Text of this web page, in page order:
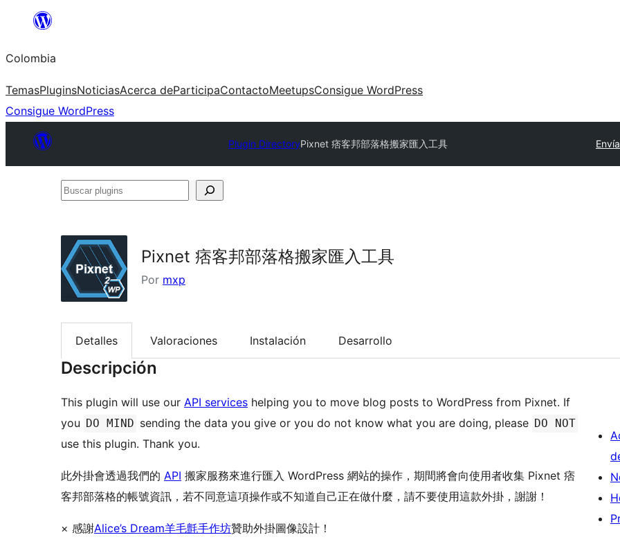
Saltar
contenido
Colombia
TemasPluginsNoticiasAcerca deParticipaContactoMeetupsConsigue WordPress
Consigue WordPress
Plugin DirectoryPixnet 痞客邦部落格搬家匯入工具
Buscar
Pixnet 痞客邦部落格搬家匯入工具
Por mxp
Detalles Valoraciones Instalación Desarrollo
Descripción
This plugin will use our API services helping you to move blog posts to WordPress from Pixnet. If
you DO MIND sending the data you give or you do not know what you are doing, please DO NOT
use this plugin. Thank you.
此外掛會透過我們的 API 搬家服務來進行匯入 WordPress 網站的操作，期間將會向使用者收集 Pixnet 痞
客邦部落格的帳號資訊，若不同意這項操作或不知道自己正在做什麼，請不要使用這款外掛，謝謝！
× 感謝Alice’s Dream羊毛氈手作坊贊助外掛圖像設計！